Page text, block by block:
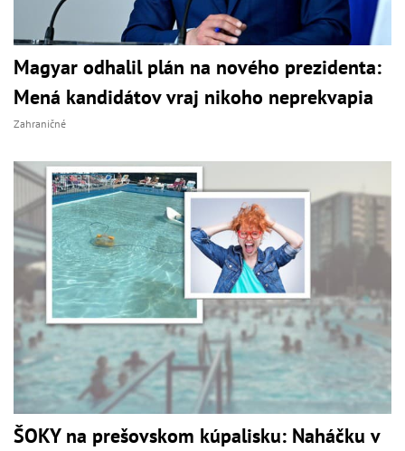
Magyar odhalil plán na nového prezidenta:
Mená kandidátov vraj nikoho neprekvapia
Zahraničné
ŠOKY na prešovskom kúpalisku: Naháčku v